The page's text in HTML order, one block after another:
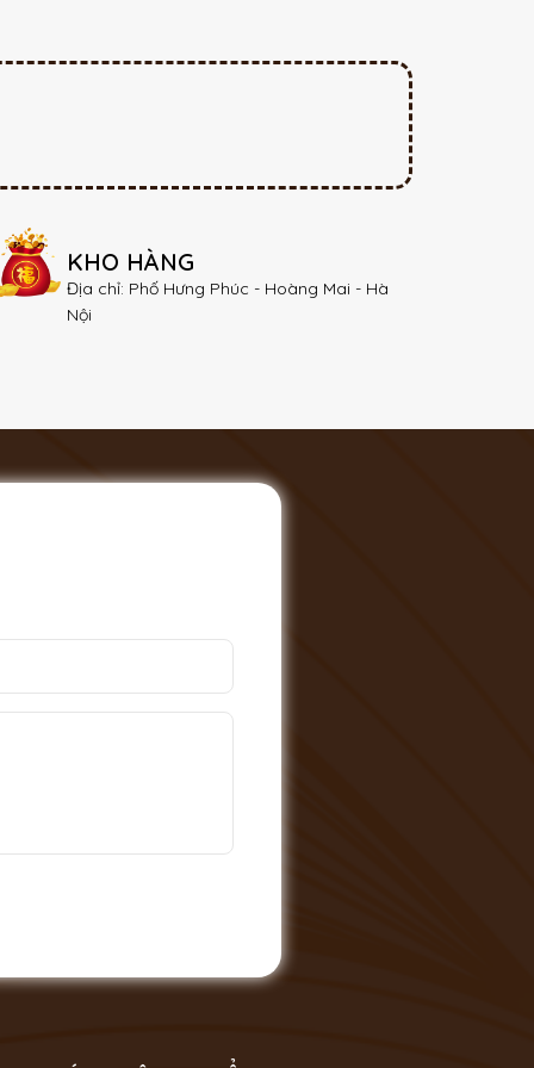
KHO HÀNG
Địa chỉ: Phố Hưng Phúc - Hoàng Mai - Hà
Nội